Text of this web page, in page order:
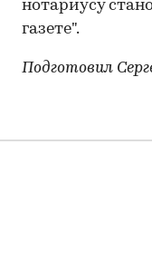
нотариусу
газете".
Подготовил